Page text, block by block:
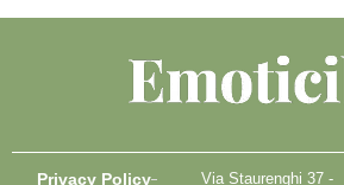
Via Staurenghi 37 -
Privacy Policy